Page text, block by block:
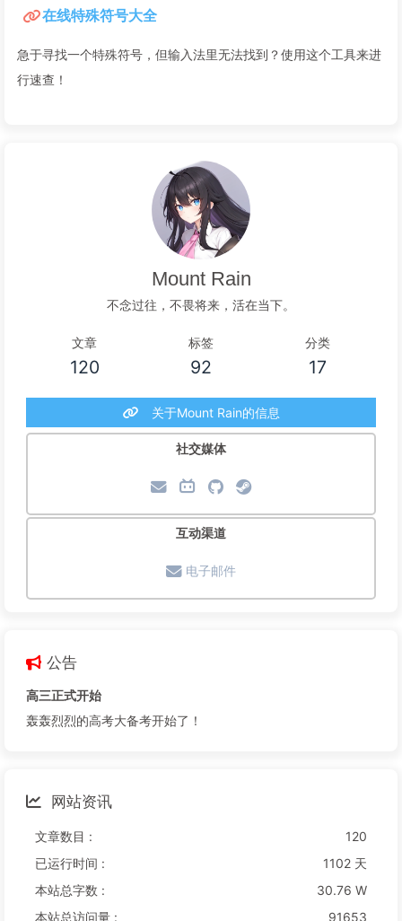
在线特殊符号大全
急于寻找一个特殊符号，但输入法里无法找到？使用这个工具来进
行速查！
Mount Rain
不念过往，不畏将来，活在当下。
文章
120
标签
92
分类
17
关于Mount Rain的信息
社交媒体
互动渠道
电子邮件
公告
高三正式开始
轰轰烈烈的高考大备考开始了！
网站资讯
文章数目 :
120
已运行时间 :
1102 天
本站总字数 :
30.76 W
本站总访问量 :
91653